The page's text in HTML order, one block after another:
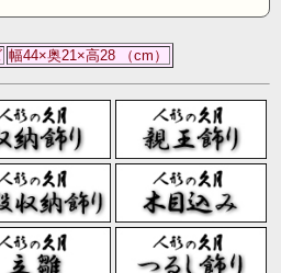
幅44×奥21×高28 （cm）